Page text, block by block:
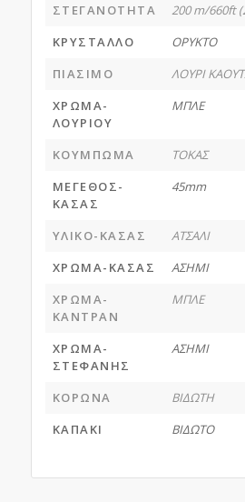
ΣΤΕΓΑΝΟΤΗΤΑ
200 m/660ft
ΚΡΥΣΤΑΛΛΟ
ΟΡΥΚΤΟ
ΠΙΑΣΙΜΟ
ΛΟΥΡΙ
ΧΡΩΜΑ-
ΛΟΥΡΙΟΥ
ΜΠΛΕ
ΚΟΥΜΠΩΜΑ
ΤΟΚΑΣ
ΜΕΓΕΘΟΣ-
ΚΑΣΑΣ
45mm
ΥΛΙΚΟ-ΚΑΣΑΣ
ΑΤΣΑΛΙ
ΧΡΩΜΑ-ΚΑΣΑΣ
ΑΣΗΜΙ
ΧΡΩΜΑ-
ΚΑΝΤΡΑΝ
ΜΠΛΕ
ΧΡΩΜΑ-
ΣΤΕΦΑΝΗΣ
ΑΣΗΜΙ
ΚΟΡΩΝΑ
ΒΙΔΩΤΗ
ΚΑΠΑΚΙ
ΒΙΔΩΤΟ